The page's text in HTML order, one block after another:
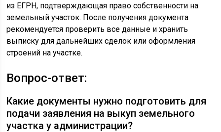
из ЕГРН, подтверждающая право собственности на
земельный участок. После получения документа
рекомендуется проверить все данные и хранить
выписку для дальнейших сделок или оформления
строений на участке.
Вопрос-ответ:
Какие документы нужно подготовить для
подачи заявления на выкуп земельного
участка у администрации?